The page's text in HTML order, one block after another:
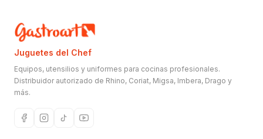
Juguetes del Chef
Equipos, utensilios y uniformes para cocinas profesionales.
Distribuidor autorizado de Rhino, Coriat, Migsa, Imbera, Drago y
más.